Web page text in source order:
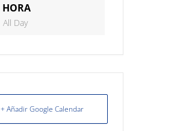
HORA
All Day
+ Añadir Google Calendar